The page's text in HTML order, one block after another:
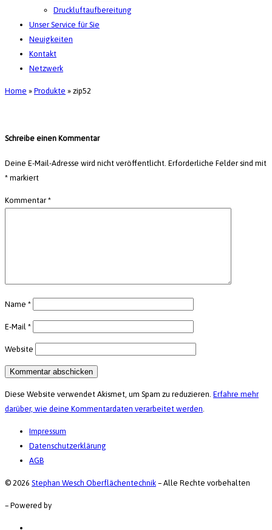
Druckluftaufbereitung
Unser Service für Sie
Neuigkeiten
Kontakt
Netzwerk
Home » Produkte » zip52
Schreibe einen Kommentar
Deine E-Mail-Adresse wird nicht veröffentlicht. Erforderliche Felder sind mit
* markiert
Kommentar *
Name *
E-Mail *
Website
Diese Website verwendet Akismet, um Spam zu reduzieren. Erfahre mehr
darüber, wie deine Kommentardaten verarbeitet werden
Impressum
Datenschutzerklärung
AGB
© 2026 Stephan Wesch Oberflächentechnik – Alle Rechte vorbehalten
– Powered by